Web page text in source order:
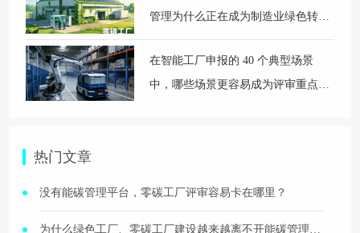
管理为什么正在成为制造业绿色转型
的新底座
在智能工厂申报的 40 个典型场景
中，哪些场景更容易成为评审重点关
热门文章
没有能碳管理平台，零碳工厂评审容易卡在哪里？